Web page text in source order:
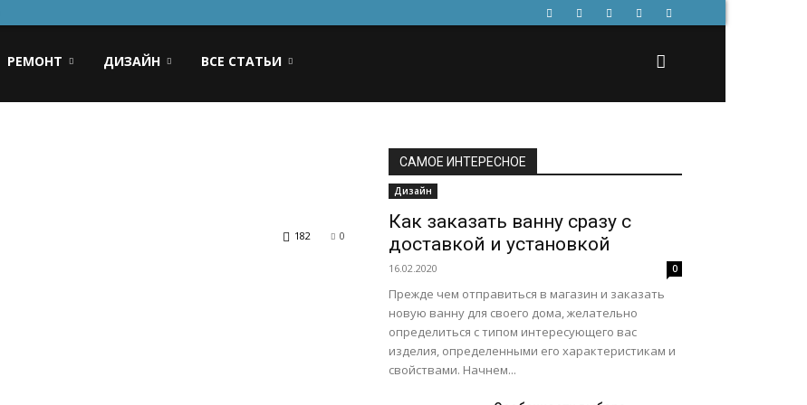
РЕМОНТ ДИЗАЙН ВСЕ СТАТЬИ
0
182
САМОЕ ИНТЕРЕСНОЕ
Дизайн
Как заказать ванну сразу с
доставкой и установкой
16.02.2020 0
Прежде чем отправиться в магазин и заказать
новую ванну для своего дома, желательно
определиться с типом интересующего вас
изделия, определенными его характеристикам и
свойствами. Начнем...